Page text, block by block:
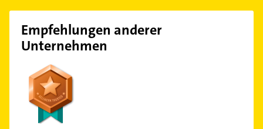
Empfehlungen anderer
Unternehmen